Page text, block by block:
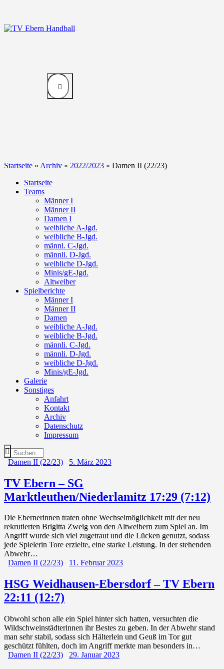
Startseite » Archiv » 2022/2023 » Damen II (22/23)
Startseite
Teams
Männer I
Männer II
Damen I
weibliche A-Jgd.
weibliche B-Jgd.
männl. C-Jgd.
männli. D-Jgd.
weibliche D-Jgd.
Minis/gE-Jgd.
Altweiber
Spielberichte
Männer I
Männer II
Damen
weibliche A-Jgd.
weibliche B-Jgd.
männli. C-Jgd.
männli. D-Jgd.
weibliche D-Jgd.
Minis/gE-Jgd.
Galerie
Sonstiges
Anfahrt
Kontakt
Archiv
Datenschutz
Impressum
Damen II (22/23) 5. März 2023
TV Ebern – SG
Marktleuthen/Niederlamitz 17:29 (7:12)
Die Ebernerinnen traten ohne Wechselmöglichkeit mit der neu
rekrutierten Brigitta Zweig von den Altweibern zum Spiel an. Im
Angriff wurde sich viel zugetraut und die Lücken genutzt, sodass
jede Spielerin Tore erzielte, eine starke Leistung. In der stehenden
Abwehr…
Damen II (22/23)
11. Februar 2023
HSG Weidhausen-Ebersdorf – TV Ebern
22:11 (12:7)
Obwohl schon alle ein Spiel hinter sich hatten, versuchten die
Wildschweinstädterinnen ihr Bestes zu geben. In der Abwehr stand
man sehr stabil, sodass sich Hälterlein und Geuß im Tor gut
geschützt fühlten, doch im Angriff merkte man besonders in…
Damen II (22/23)
29. Januar 2023